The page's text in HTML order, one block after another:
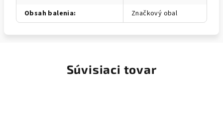
Obsah balenia: Značkový obal
Súvisiaci tovar